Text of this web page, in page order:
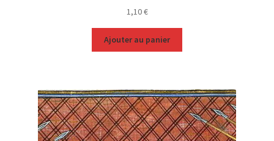
1,10€
Ajouter au panier